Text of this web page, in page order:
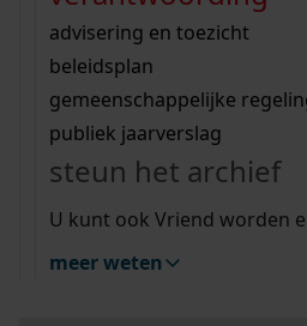
bouwvergunningen
omgevingsvergunningen
vergunningen
beeld en geluid
uitleg nodig?
Wij helpen u op weg met
bekijk alle zoektips
Wij helpen u op weg met
bekijk alle zoektips
bekijk ons
advisering en toezicht
beleidsplan
gemeenschappelijke
publiek jaarverslag
steun het archief
U kunt ook Vriend worden
meer weten
zoektips
Mijn Studiezaal (inloggen)